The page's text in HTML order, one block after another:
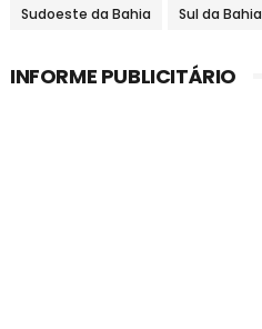
Sudoeste da Bahia Sul da Bahia
INFORME PUBLICITÁRIO